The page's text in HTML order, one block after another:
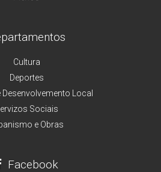
Cultura
Deportes
Desenvolvemento Local
Sociais
e Obras
Facebook